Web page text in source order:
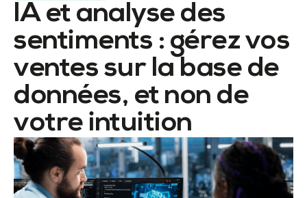
IA et analyse des
sentiments : gérez vos
ventes sur la base de
données, et non de
votre intuition